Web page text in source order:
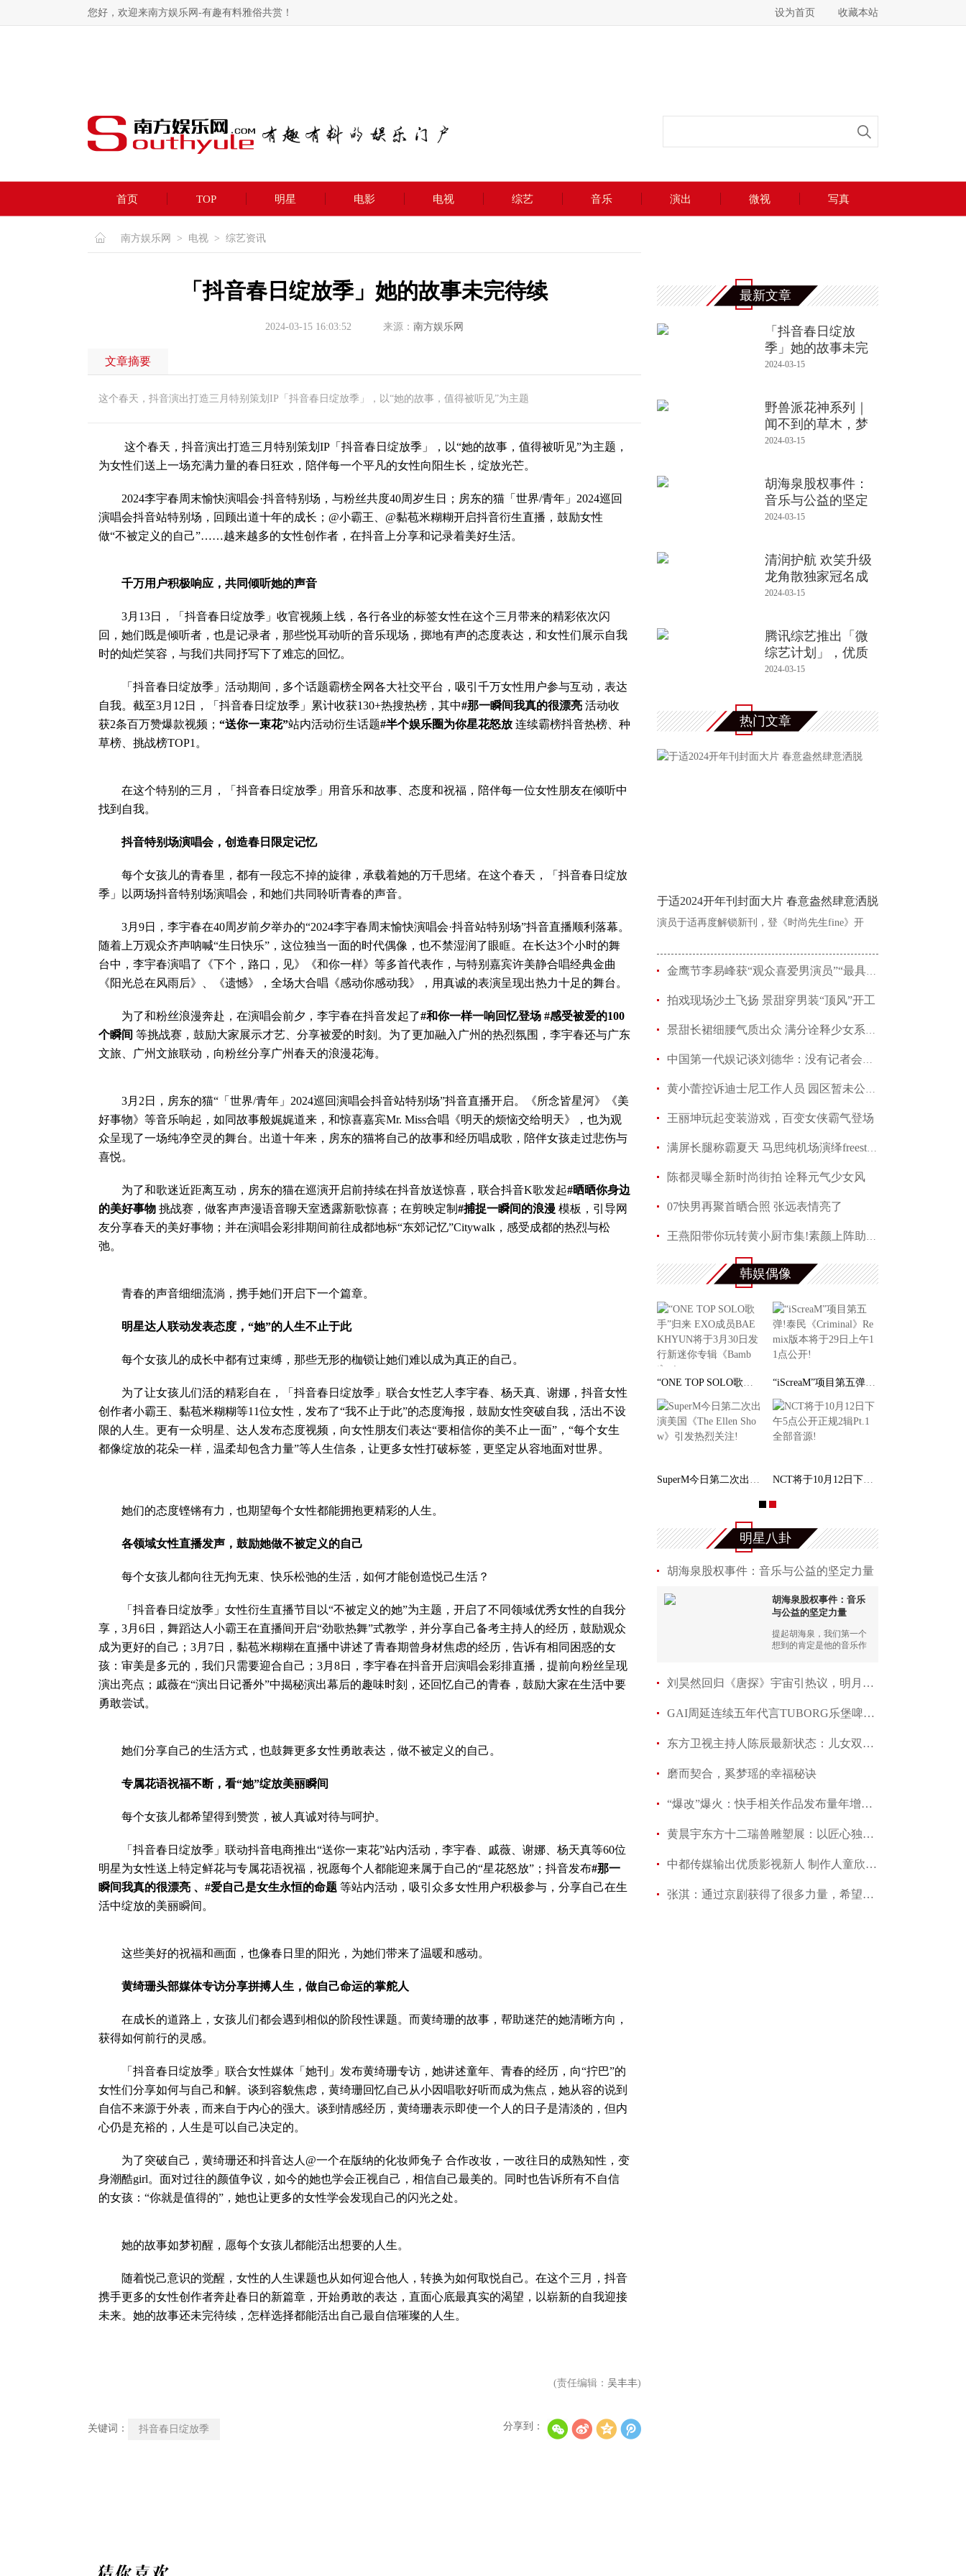
您好，欢迎来南方娱乐网-有趣有料雅俗共赏！ 设为首页 收藏本站
首页 TOP 明星 电影 电视 综艺 音乐 演出 微视 写真
南方娱乐网 > 电视 > 综艺资讯
「抖音春日绽放季」她的故事未完待续
2024-03-15 16:03:52 来源： 南方娱乐网
文章摘要
这个春天，抖音演出打造三月特别策划IP「抖音春日绽放季」，以“她的故事，值得被听见”为主题
这个春天，抖音演出打造三月特别策划IP「抖音春日绽放季」，以“她的故事，值得被听见”为主题，
为女性们送上一场充满力量的春日狂欢，陪伴每一个平凡的女性向阳生长，绽放光芒。
2024李宇春周末愉快演唱会·抖音特别场，与粉丝共度40周岁生日；房东的猫「世界/青年」2024巡回
演唱会抖音站特别场，回顾出道十年的成长；@小霸王、@黏苞米糊糊开启抖音衍生直播，鼓励女性
做“不被定义的自己”……越来越多的女性创作者，在抖音上分享和记录着美好生活。
千万用户积极响应，共同倾听她的声音
3月13日，「抖音春日绽放季」收官视频上线，各行各业的标签女性在这个三月带来的精彩依次闪
回，她们既是倾听者，也是记录者，那些悦耳动听的音乐现场，掷地有声的态度表达，和女性们展示自我
时的灿烂笑容，与我们共同抒写下了难忘的回忆。
「抖音春日绽放季」活动期间，多个话题霸榜全网各大社交平台，吸引千万女性用户参与互动，表达
自我。截至3月12日，「抖音春日绽放季」累计收获130+热搜热榜，其中#那一瞬间我真的很漂亮 活动收
获2条百万赞爆款视频； “送你一束花”站内活动衍生话题#半个娱乐圈为你星花怒放 连续霸榜抖音热榜、种
草榜、挑战榜TOP1。
在这个特别的三月，「抖音春日绽放季」用音乐和故事、态度和祝福，陪伴每一位女性朋友在倾听中
找到自我。
抖音特别场演唱会，创造春日限定记忆
每个女孩儿的青春里，都有一段忘不掉的旋律，承载着她的万千思绪。在这个春天，「抖音春日绽放
季」以两场抖音特别场演唱会，和她们共同聆听青春的声音。
3月9日，李宇春在40周岁前夕举办的“2024李宇春周末愉快演唱会·抖音站特别场”抖音直播顺利落幕。
随着上万观众齐声呐喊“生日快乐”，这位独当一面的时代偶像，也不禁湿润了眼眶。在长达3个小时的舞
台中，李宇春演唱了《下个，路口，见》《和你一样》等多首代表作，与特别嘉宾许美静合唱经典金曲
《阳光总在风雨后》、《遗憾》，全场大合唱《感动你感动我》，用真诚的表演呈现出热力十足的舞台。
为了和粉丝浪漫奔赴，在演唱会前夕，李宇春在抖音发起了#和你一样一响回忆登场 #感受被爱的100
个瞬间 等挑战赛，鼓励大家展示才艺、分享被爱的时刻。为了更加融入广州的热烈氛围，李宇春还与广东
文旅、广州文旅联动，向粉丝分享广州春天的浪漫花海。
3月2日，房东的猫“「世界/青年」2024巡回演唱会抖音站特别场”抖音直播开启。《所念皆星河》《美
好事物》等音乐响起，如同故事般娓娓道来，和惊喜嘉宾Mr. Miss合唱《明天的烦恼交给明天》，也为观
众呈现了一场纯净空灵的舞台。出道十年来，房东的猫将自己的故事和经历唱成歌，陪伴女孩走过悲伤与
喜悦。
为了和歌迷近距离互动，房东的猫在巡演开启前持续在抖音放送惊喜，联合抖音K歌发起#晒晒你身边
的美好事物 挑战赛，做客声声漫语音聊天室透露新歌惊喜；在剪映定制 #捕捉一瞬间的浪漫 模板，引导网
友分享春天的美好事物；并在演唱会彩排期间前往成都地标“东郊记忆”Citywalk，感受成都的热烈与松
弛。
青春的声音细细流淌，携手她们开启下一个篇章。
明星达人联动发表态度，“她”的人生不止于此
每个女孩儿的成长中都有过束缚，那些无形的枷锁让她们难以成为真正的自己。
为了让女孩儿们活的精彩自在，「抖音春日绽放季」联合女性艺人李宇春、杨天真、谢娜，抖音女性
创作者小霸王、黏苞米糊糊等11位女性，发布了“我不止于此”的态度海报，鼓励女性突破自我，活出不设
限的人生。更有一众明星、达人发布态度视频，向女性朋友们表达“要相信你的美不止一面”，“每个女生
都像绽放的花朵一样，温柔却包含力量”等人生信条，让更多女性打破标签，更坚定从容地面对世界。
她们的态度铿锵有力，也期望每个女性都能拥抱更精彩的人生。
各领域女性直播发声，鼓励她做不被定义的自己
每个女孩儿都向往无拘无束、快乐松弛的生活，如何才能创造悦己生活？
「抖音春日绽放季」女性衍生直播节目以“不被定义的她”为主题，开启了不同领域优秀女性的自我分
享，3月6日，舞蹈达人小霸王在直播间开启“劲歌热舞”式教学，并分享自己备考主持人的经历，鼓励观众
成为更好的自己；3月7日，黏苞米糊糊在直播中讲述了青春期曾身材焦虑的经历，告诉有相同困惑的女
孩：审美是多元的，我们只需要迎合自己；3月8日，李宇春在抖音开启演唱会彩排直播，提前向粉丝呈现
演出亮点；戚薇在“演出日记番外”中揭秘演出幕后的趣味时刻，还回忆自己的青春，鼓励大家在生活中要
勇敢尝试。
她们分享自己的生活方式，也鼓舞更多女性勇敢表达，做不被定义的自己。
专属花语祝福不断，看“她”绽放美丽瞬间
每个女孩儿都希望得到赞赏，被人真诚对待与呵护。
「抖音春日绽放季」联动抖音电商推出“送你一束花”站内活动，李宇春、戚薇、谢娜、杨天真等60位
明星为女性送上特定鲜花与专属花语祝福，祝愿每个人都能迎来属于自己的“星花怒放”；抖音发布#那一
瞬间我真的很漂亮 、#爱自己是女生永恒的命题 等站内活动，吸引众多女性用户积极参与，分享自己在生
活中绽放的美丽瞬间。
这些美好的祝福和画面，也像春日里的阳光，为她们带来了温暖和感动。
黄绮珊头部媒体专访分享拼搏人生，做自己命运的掌舵人
在成长的道路上，女孩儿们都会遇到相似的阶段性课题。而黄绮珊的故事，帮助迷茫的她清晰方向，
获得如何前行的灵感。
「抖音春日绽放季」联合女性媒体「她刊」发布黄绮珊专访，她讲述童年、青春的经历，向“拧巴”的
女性们分享如何与自己和解。谈到容貌焦虑，黄绮珊回忆自己从小因唱歌好听而成为焦点，她从容的说到
自信不来源于外表，而来自于内心的强大。谈到情感经历，黄绮珊表示即使一个人的日子是清淡的，但内
心仍是充裕的，人生是可以自己决定的。
为了突破自己，黄绮珊还和抖音达人@一个在版纳的化妆师兔子 合作改妆，一改往日的成熟知性，变
身潮酷girl。面对过往的颜值争议，如今的她也学会正视自己，相信自己最美的。同时也告诉所有不自信
的女孩：“你就是值得的”，她也让更多的女性学会发现自己的闪光之处。
她的故事如梦初醒，愿每个女孩儿都能活出想要的人生。
随着悦己意识的觉醒，女性的人生课题也从如何迎合他人，转换为如何取悦自己。在这个三月，抖音
携手更多的女性创作者奔赴春日的新篇章，开始勇敢的表达，直面心底最真实的渴望，以崭新的自我迎接
未来。她的故事还未完待续，怎样选择都能活出自己最自信璀璨的人生。
(责任编辑： 吴丰丰)
关键词： 抖音春日绽放季 分享到：
最新文章
「抖音春日绽放
季」她的故事未完
待续
2024-03-15
野兽派花神系列｜
闻不到的草木，梦
里的乐园
2024-03-15
胡海泉股权事件：
音乐与公益的坚定
力量
2024-03-15
清润护航 欢笑升级
龙角散独家冠名成
都发现
2024-03-15
腾讯综艺推出「微
综艺计划」，优质
内容体系再
2024-03-15
热门文章
于适2024开年刊封面大片 春意盎然肆意洒脱
演员于适再度解锁新刊，登《时尚先生fine》开
金鹰节李易峰获“观众喜爱男演员”“最具人气男演
拍戏现场沙土飞扬 景甜穿男装“顶风”开工
景甜长裙细腰气质出众 满分诠释少女系优雅
中国第一代娱记谈刘德华：没有记者会不喜欢他
黄小蕾控诉迪士尼工作人员 园区暂未公开回应当事
王丽坤玩起变装游戏，百变女侠霸气登场
满屏长腿称霸夏天 马思纯机场演绎freestyle
陈都灵曝全新时尚街拍 诠释元气少女风
07快男再聚首晒合照 张远表情亮了
王燕阳带你玩转黄小厨市集!素颜上阵助力嫣然天使
何润东夏日写真魅力多变 黑色蕾丝透视西装性感吸
韩娱偶像
“ONE TOP SOLO歌手”归来 EXO成员BAEKHYUN将于 “iScreaM”项目第五弹!泰民《Criminal》Remix
SuperM今日第二次出演美国《The Ellen Show》引 NCT将于10月12日下午5点公开正规2辑Pt.1全部音
明星八卦
胡海泉股权事件：音乐与公益的坚定力量
胡海泉股权事件：音乐
与公益的坚定力量
提起胡海泉，我们第一个
想到的肯定是他的音乐作
刘昊然回归《唐探》宇宙引热议，明月镜片品牌力再
GAI周延连续五年代言TUBORG乐堡啤酒 艺术与商业
东方卫视主持人陈辰最新状态：儿女双全 ，眼神有光
磨而契合，奚梦瑶的幸福秘诀
“爆改”爆火：快手相关作品发布量年增长22倍，女性
黄晨宇东方十二瑞兽雕塑展：以匠心独运，诠释传统文
中都传媒输出优质影视新人 制作人童欣：为项目精
张淇：通过京剧获得了很多力量，希望找到属于自己的